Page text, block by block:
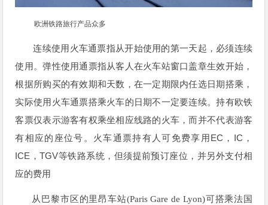
欧洲铁路旅行产品众多
连续使用火车通票指从开始使用的第一天起，必须连续
使用。弹性使用通票指从客人在火车站窗口盖章生效开始，
根据所购买的有效期和天数，在一定期限内任选日期搭乘，
实际使用火车通票搭乘火车的日期不一定要连续。持有欧铁
客票仅表示游客有权乘坐相应线路的火车，而并不代表游客
有相应的座位号。火车通票持有人可免费享用 EC ， IC ，
ICE ，TGV等铁路系统，但须提前预订座位，并另外支付相
应的费用
从巴黎市区的里昂车站(Paris Gare de Lyon)可搭乘法国